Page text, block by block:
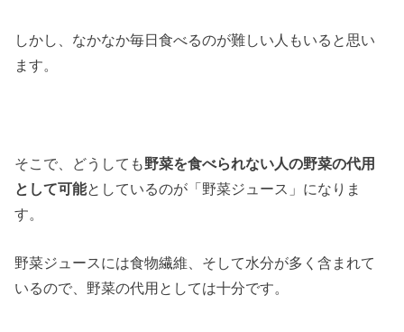
しかし、なかなか毎日食べるのが難しい人もいると思い
ます。
そこで、どうしても野菜を食べられない人の野菜の代用
として可能としているのが「野菜ジュース」になりま
す。
野菜ジュースには食物繊維、そして水分が多く含まれて
いるので、野菜の代用としては十分です。